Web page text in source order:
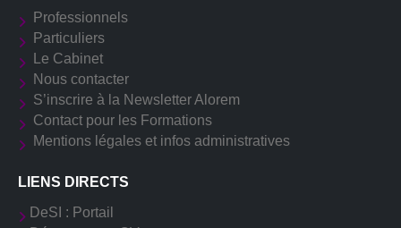
Professionnels
Particuliers
Le Cabinet
Nous contacter
S’inscrire à la Newsletter Alorem
Contact pour les Formations
Mentions légales et infos administratives
LIENS DIRECTS
DeSI : Portail